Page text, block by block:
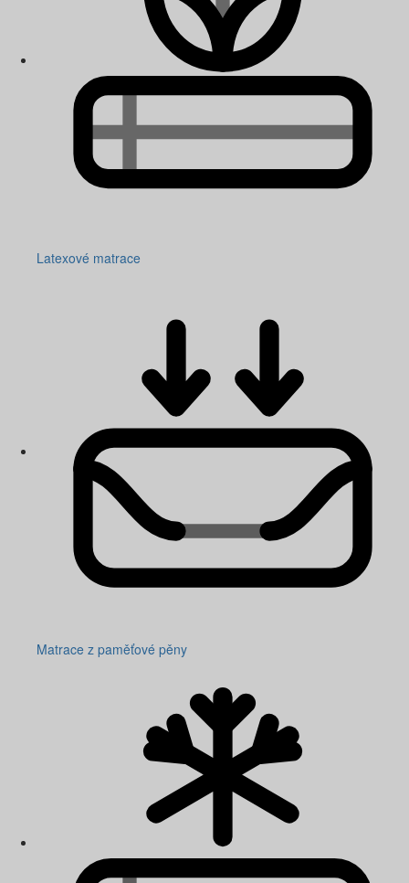
Latexové matrace
Matrace z paměťové pěny